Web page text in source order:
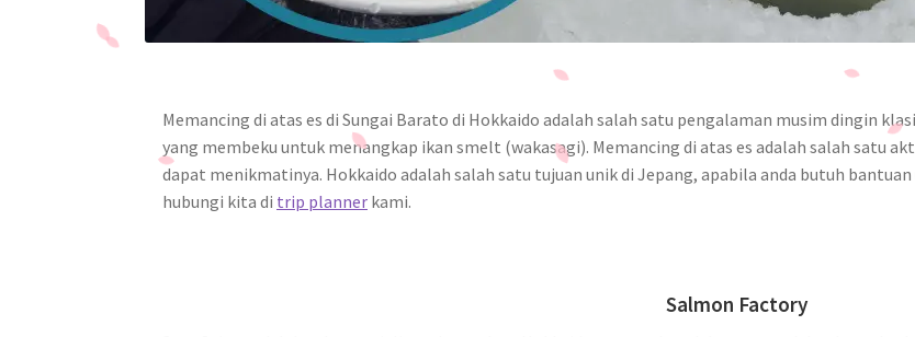
Memancing di atas es di Sungai Barato di Hokkaido adalah salah satu pengalaman musim dingin
yang membeku untuk menangkap ikan smelt (wakasagi). Memancing di atas es adalah salah satu
dapat menikmatinya. Hokkaido adalah salah satu tujuan unik di Jepang, apabila anda butuh
hubungi kita di trip planner kami.
Salmon Factory